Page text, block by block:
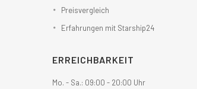
Preisvergleich
Erfahrungen mit Starship24
ERREICHBARKEIT
Mo. - Sa.: 09:00 - 20:00 Uhr